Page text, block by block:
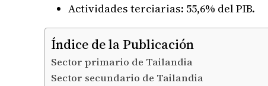
Actividades terciarias: 55,6% del PIB.
Índice de la Publicación
Sector primario de Tailandia
Sector secundario de Tailandia